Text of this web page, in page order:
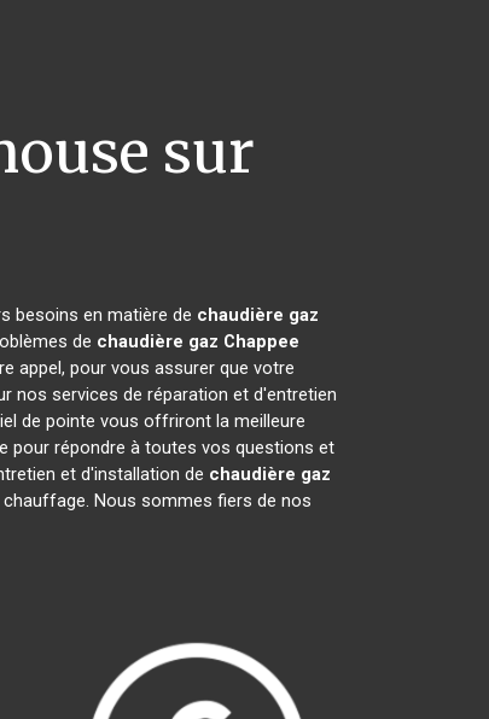
sur
besoins en matière de chaudière gaz
de chaudière gaz Chappee
appel, pour vous assurer que votre
services de réparation et d'entretien
de pointe vous offriront la meilleure
pour répondre à toutes vos questions et
et d'installation de chaudière gaz
Nous sommes fiers de nos